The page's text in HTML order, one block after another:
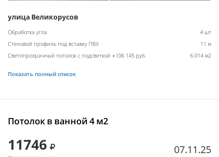
улица Великорусов
Обработка угла
4 шт
Стеновой профиль под вставку ПВХ
11 м
Светопрозрачный потолок с подсветкой +106 145 руб.
6.014 м2
Показать полный список
Потолок в ванной 4 м2
11746 07.11.25